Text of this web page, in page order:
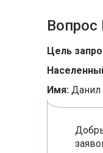
Цель
Имя: Данил